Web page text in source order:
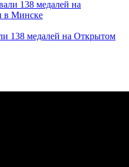
138 медалей на Открытом